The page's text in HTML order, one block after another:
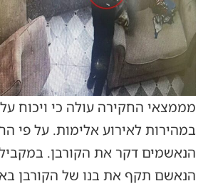
מממצאי החקירה עולה כי ויכוח
במהירות לאירוע אלימות. על פי
הנאשמים דקר את הקורבן.
הנאשם תקף את בנו של הקורבן